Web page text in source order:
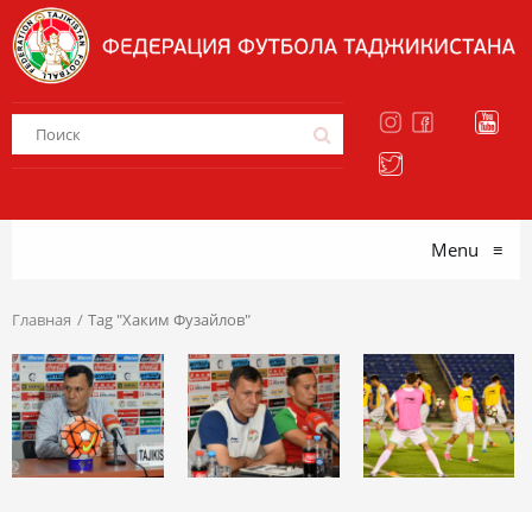
Menu ≡
Главная Tag "Хаким Фузайлов"